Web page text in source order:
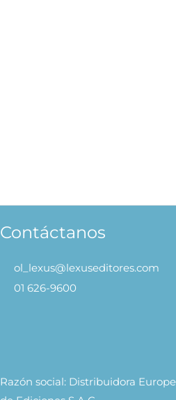
Contáctanos
ol_lexus@lexuseditores.com
01 626-9600
Razón social: Distribuidora